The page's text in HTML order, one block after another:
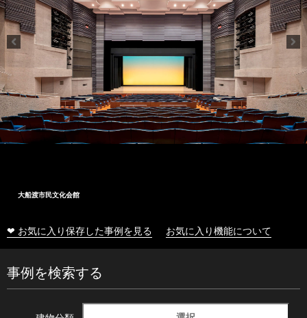
大船渡市民文化会館
❤ お気に入り保存した事例を見る お気に入り機能について
事例を検索する